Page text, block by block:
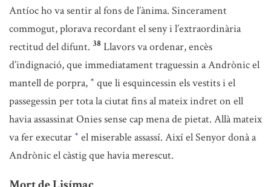
Antíoc ho va sentir al fons de l’ànima. Sincerament
commogut, plorava recordant el seny i l’extraordinària
rectitud del difunt. 38 Llavors va ordenar, encès
d’indignació, que immediatament traguessin a Andrònic el
mantell de porpra, * que li esquincessin els vestits i el
passegessin per tota la ciutat fins al mateix indret on ell
havia assassinat Onies sense cap mena de pietat. Allà mateix
va fer executar * el miserable assassí. Així el Senyor donà a
Andrònic el càstig que havia merescut.